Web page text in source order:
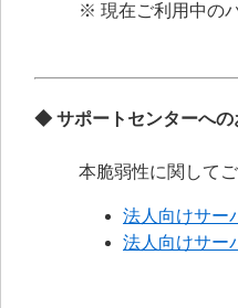
※ 現在ご利用中の
◆ サポートセンターへの
本脆弱性に関して
法人向けサー
法人向けサ